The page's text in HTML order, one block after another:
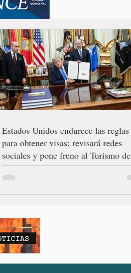
Estados Unidos endurece las reglas
para obtener visas: revisará redes
sociales y pone freno al Turismo de
Nacimiento